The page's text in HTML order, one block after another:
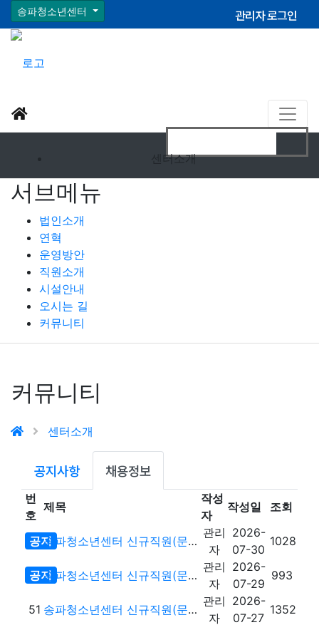
송파청소년센터 관리자 로그인
센터소개
서브메뉴
법인소개
연혁
운영방안
직원소개
시설안내
오시는 길
커뮤니티
커뮤니티
센터소개
공지사항 채용정보
번
호
제목
작성
자
작성일 조회
공지 송파청소년센터 신규직원(문화체육팀 팀원) 채용 재공고
관리
자
2026-
07-30
1028
공지 송파청소년센터 신규직원(문화체육팀) 최종 합격자 없음
관리
자
2026-
07-29
993
51 송파청소년센터 신규직원(문화체육팀) 1차 서류전형 합격자 공고
관리
자
2026-
07-27
1352